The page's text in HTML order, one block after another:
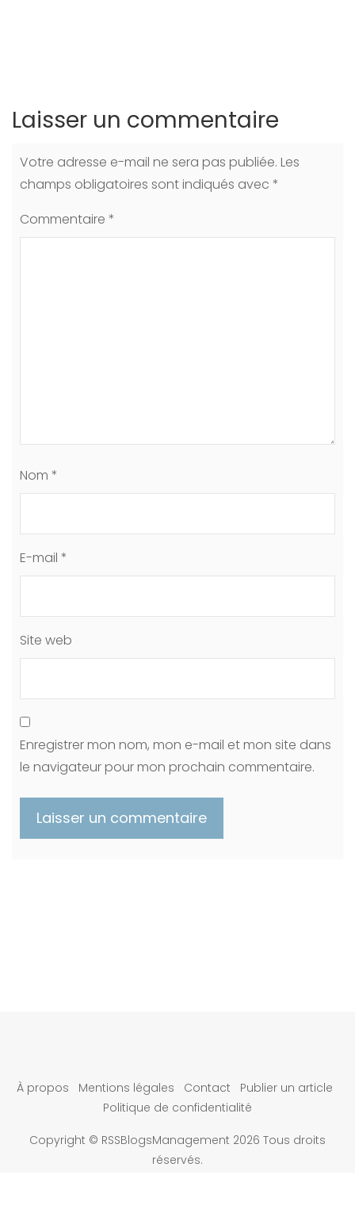
Laisser un commentaire
Votre adresse e-mail ne sera pas publiée. Les
champs obligatoires sont indiqués avec *
Commentaire *
Nom *
E-mail *
Site web
Enregistrer mon nom, mon e-mail et mon site dans
le navigateur pour mon prochain commentaire.
À propos Mentions légales Contact
Publier un article
Politique de confidentialité
Copyright © RSSBlogsManagement 2026 Tous droits
réservés.